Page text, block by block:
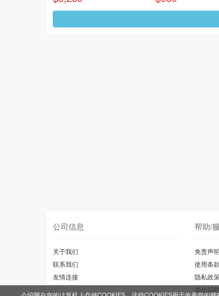
公司信息
关于我们
联系我们
友情连接
帮助/
免责声明
使用条款
隐私政
加华招聘